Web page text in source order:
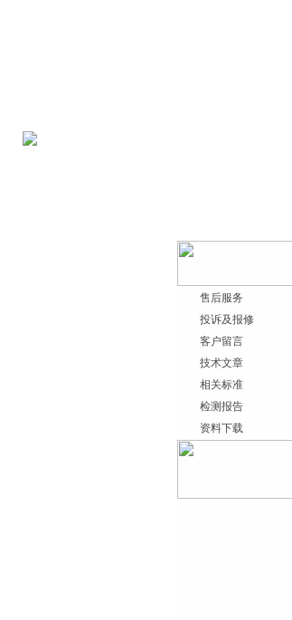
售后服务
投诉及报修
客户留言
技术文章
相关标准
检测报告
资料下载